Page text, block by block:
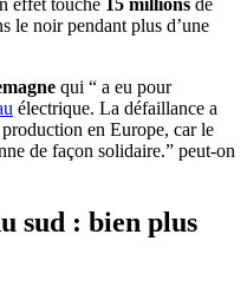
effet touché 15 millions de
le noir pendant plus d’une
qui “ a eu pour
électrique. La défaillance a
en Europe, car le
de façon solidaire.” peut-on
sud : bien plus